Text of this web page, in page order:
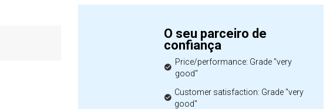
O seu parceiro de
confiança
Price/performance: Grade "very
good"
Customer satisfaction: Grade "very
good"